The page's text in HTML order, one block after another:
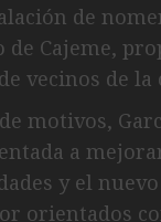
de
Cajeme,
vecinos de la
motivos,
a
y el
orientados